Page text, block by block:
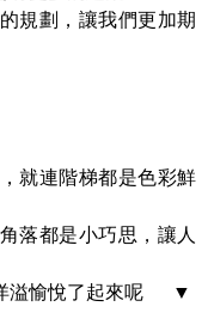
規劃，讓我們更加期
就連階梯都是色彩鮮
落都是小巧思，讓人
洋溢愉悅了起來呢 ▼